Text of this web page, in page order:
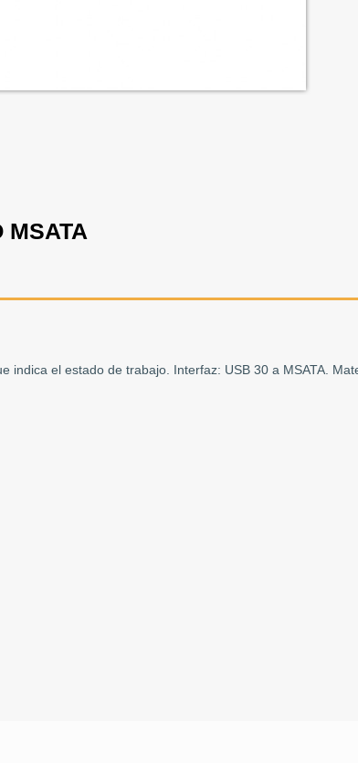
MSATA
indica el estado de trabajo. Interfaz: USB 30 a MSATA.